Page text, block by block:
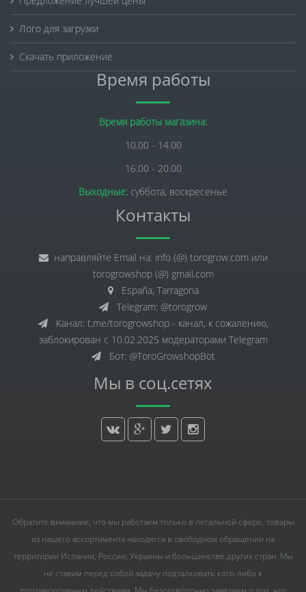
Лого для загрузки
Скачать приложение
Время работы
Время работы магазина:
10.00 - 14.00
16.00 - 20.00
Выходные: суббота, воскресенье
Контакты
направляйте Email на: info (@) torogrow.com или
torogrowshop (@) gmail.com
España, Tarragona
Telegram: @torogrow
Канал: t.me/torogrowshop - канал, к сожалению,
заблокирован с 10.02.2025 модераторами Telegram
Бот: @ToroGrowshopBot
Мы в соц.сетях
Обратите внимание, что мы работаем только в легальной сфере, товары
из нашего ассортимента находятся в свободном обращении на
территории Испании, России, Украины и большинстве других стран. Мы
не ставим перед собой задачу подталкивать кого-либо к